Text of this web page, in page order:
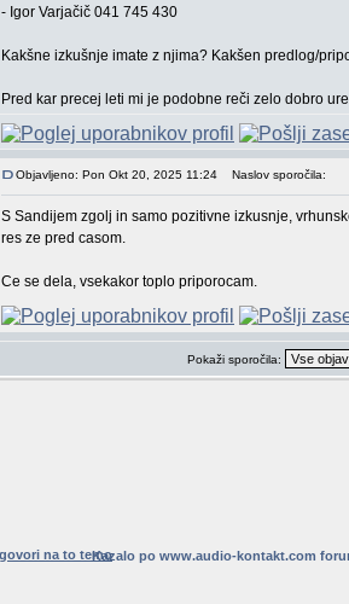
- Igor Varjačič 041 745 430
Kakšne izkušnje imate z njima? Kakšen predlog/
Pred kar precej leti mi je podobne reči zelo dobro
Objavljeno: Pon Okt 20, 2025 11:24 Naslov sporočila:
S Sandijem zgolj in samo pozitivne izkusnje,
res ze pred casom.
Ce se dela, vsekakor toplo priporocam.
Pokaži sporočila:
Kazalo po www.audio-kontakt.com